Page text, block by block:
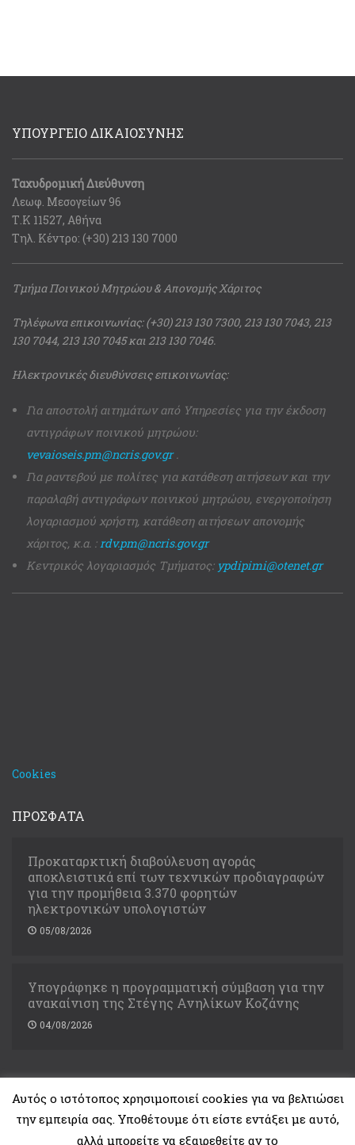
ΥΠΟΥΡΓΕΙΟ ΔΙΚΑΙΟΣΥΝΗΣ
Ταχυδρομική Διεύθυνση
Λεωφ. Μεσογείων 96
Τ.Κ 11527, Αθήνα
Τηλ. Κέντρο: (+30) 213 130 7000
Τμήμα Ποινικού Μητρώου & Απονομής Χάριτος
Τηλέφωνα επικοινωνίας: (+30) 213 130 7300, 213 130 7043, 213
130 7044, 213 130 7045 και 213 130 7046.
Ηλεκτρονικές διευθύνσεις επικοινωνίας:
Για αποστολή αιτημάτων από Υπηρεσίες για την έκδοση
αντιγράφων ποινικού μητρώου:
vevaioseis.pm@ncris.gov.gr.
Για ραντεβού με πολίτες για κατάθεση αιτήσεων και την
παραλαβή αντιγράφων ποινικού μητρώου, ενεργοποίηση
λογαριασμού χρήστη, κατάθεση αιτήσεων απονομής
χάριτος, κ.α. :rdv.pm@ncris.gov.gr
Κεντρικός λογαριασμός Τμήματος: ypdipimi@otenet.gr
Cookies
ΠΡΟΣΦΑΤΑ
Προκαταρκτική διαβούλευση αγοράς
αποκλειστικά επί των τεχνικών προδιαγραφών
για την προμήθεια 3.370 φορητών
ηλεκτρονικών υπολογιστών
05/08/2026
Υπογράφηκε η προγραμματική σύμβαση για την
ανακαίνιση της Στέγης Ανηλίκων Κοζάνης
04/08/2026
Copyright © 2021. Υπουργείο Δικαιοσύνης
Αυτός ο ιστότοπος χρησιμοποιεί cookies για να βελτιώσει
την εμπειρία σας. Υποθέτουμε ότι είστε εντάξει με αυτό,
αλλά μπορείτε να εξαιρεθείτε αν το